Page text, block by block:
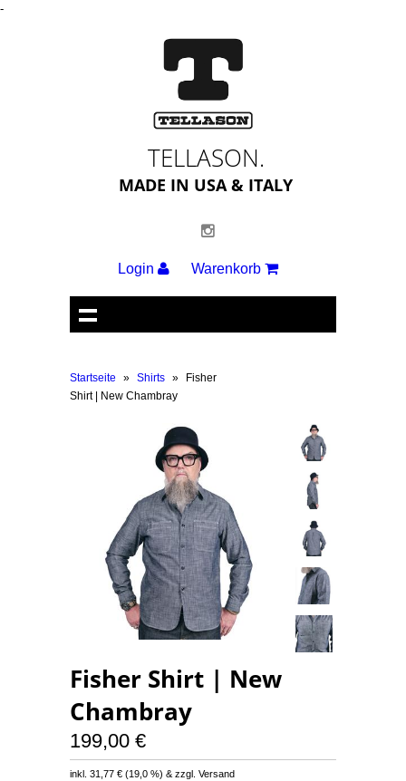
-
TELLASON.
MADE IN USA & ITALY
Login Warenkorb
Startseite » Shirts »
Fisher
Shirt | New Chambray
Fisher Shirt | New
Chambray
199,00 €
inkl.31,77 € (19,0 %) & zzgl. Versand